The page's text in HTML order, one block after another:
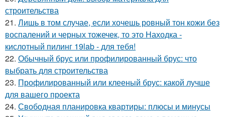
строительства
21. Лишь в том случае, если хочешь ровный тон кожи без
воспалений и черных тожечек, то это Находка -
кислотный пилинг 19lab - для тебя!
22. Обычный брус или профилированный брус: что
выбрать для строительства
23. Профилированный или клееный брус: какой лучше
для вашего проекта
24. Свободная планировка квартиры: плюсы и минусы